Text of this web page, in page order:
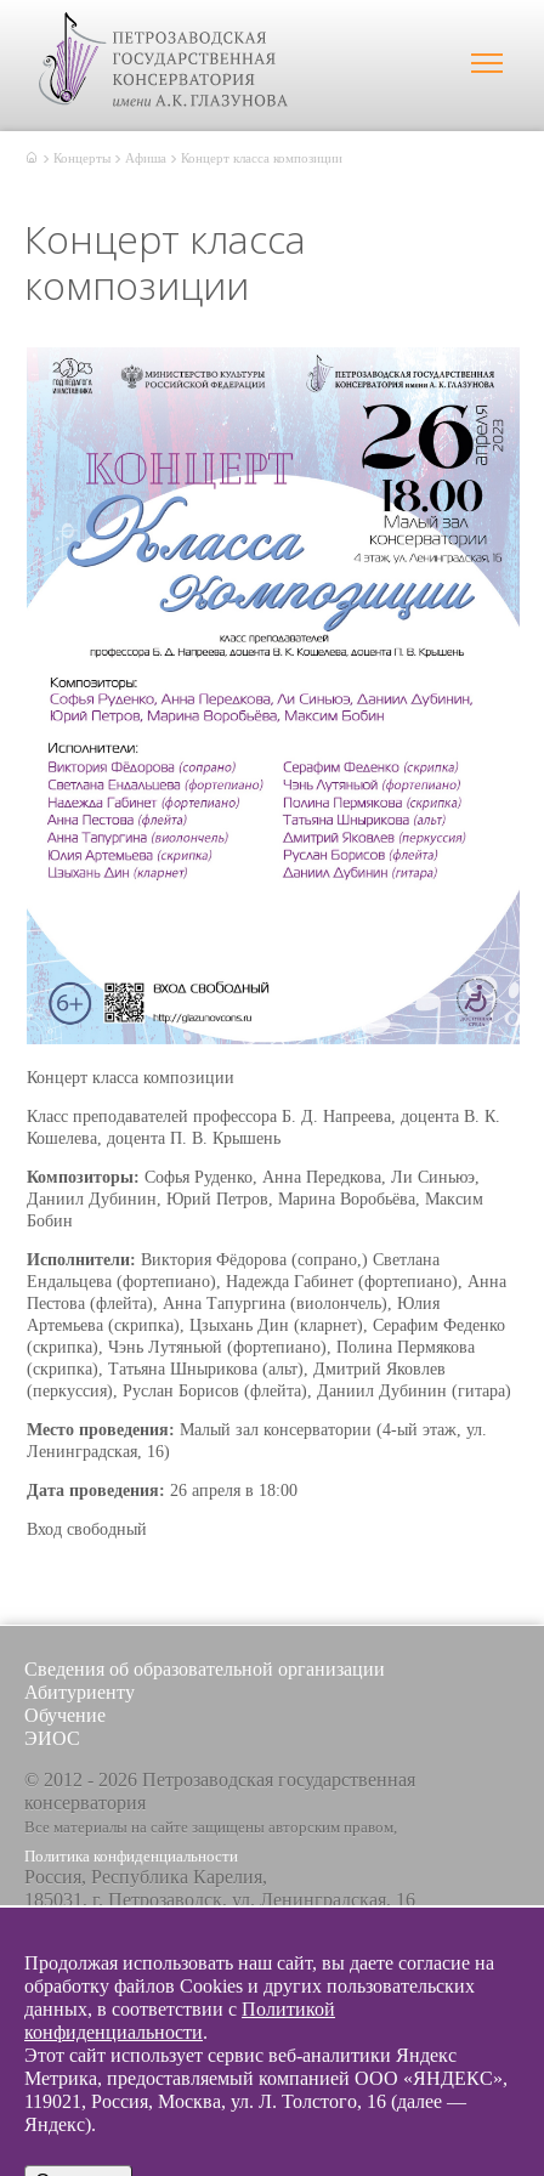
Концерты Афиша Концерт класса композиции
Концерт класса
композиции
Концерт класса композиции
Класс преподавателей профессора Б. Д. Напреева, доцента В. К.
Кошелева, доцента П. В. Крышень
Композиторы: Софья Руденко, Анна Передкова, Ли Синьюэ,
Даниил Дубинин, Юрий Петров, Марина Воробьёва, Максим
Бобин
Исполнители: Виктория Фёдорова (сопрано,) Светлана
Ендальцева (фортепиано), Надежда Габинет (фортепиано), Анна
Пестова (флейта), Анна Тапургина (виолончель), Юлия
Артемьева (скрипка), Цзыхань Дин (кларнет), Серафим Феденко
(скрипка), Чэнь Лутяньюй (фортепиано), Полина Пермякова
(скрипка), Татьяна Шнырикова (альт), Дмитрий Яковлев
(перкуссия), Руслан Борисов (флейта), Даниил Дубинин (гитара)
Место проведения: Малый зал консерватории (4-ый этаж, ул.
Ленинградская, 16)
Дата проведения: 26 апреля в 18:00
Вход свободный
Сведения об образовательной организации
Абитуриенту
Обучение
ЭИОС
© 2012 - 2026 Петрозаводская государственная
консерватория
Все материалы на сайте защищены авторским правом,
Политика конфиденциальности
Россия, Республика Карелия,
185031, г. Петрозаводск, ул. Ленинградская, 16
+7 8142 67-23-67
Эл. почта
info@glazunovcons.ru
© 2012 - 2026 Разработка и поддержка сайта ООО «
Продолжая использовать наш сайт, вы даете согласие на
обработку файлов Cookies и других пользовательских
данных, в соответствии с Политикой
конфиденциальности.
Этот сайт использует сервис веб-аналитики Яндекс
Метрика, предоставляемый компанией ООО «ЯНДЕКС»,
119021, Россия, Москва, ул. Л. Толстого, 16 (далее —
Яндекс).